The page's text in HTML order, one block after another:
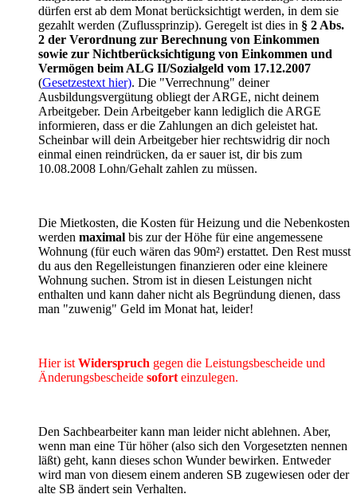
dürfen erst ab dem Monat berücksichtigt werden, in dem sie
gezahlt werden (Zuflussprinzip). Geregelt ist dies in § 2 Abs.
2 der Verordnung zur Berechnung von Einkommen
sowie zur Nichtberücksichtigung von Einkommen und
Vermögen beim ALG II/Sozialgeld vom 17.12.2007
(Gesetzestext hier). Die "Verrechnung" deiner
Ausbildungsvergütung obliegt der ARGE, nicht deinem
Arbeitgeber. Dein Arbeitgeber kann lediglich die ARGE
informieren, dass er die Zahlungen an dich geleistet hat.
Scheinbar will dein Arbeitgeber hier rechtswidrig dir noch
einmal einen reindrücken, da er sauer ist, dir bis zum
10.08.2008 Lohn/Gehalt zahlen zu müssen.
Die Mietkosten, die Kosten für Heizung und die Nebenkosten
werden maximal bis zur der Höhe für eine angemessene
Wohnung (für euch wären das 90m²) erstattet. Den Rest musst
du aus den Regelleistungen finanzieren oder eine kleinere
Wohnung suchen. Strom ist in diesen Leistungen nicht
enthalten und kann daher nicht als Begründung dienen, dass
man "zuwenig" Geld im Monat hat, leider!
Hier ist Widerspruch gegen die Leistungsbescheide und
Änderungsbescheide sofort einzulegen.
Den Sachbearbeiter kann man leider nicht ablehnen. Aber,
wenn man eine Tür höher (also sich den Vorgesetzten nennen
läßt) geht, kann dieses schon Wunder bewirken. Entweder
wird man von diesem einem anderen SB zugewiesen oder der
alte SB ändert sein Verhalten.